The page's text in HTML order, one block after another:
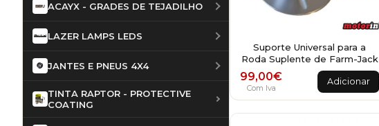
ACAYX - GRADES DE TEJADILHO
LAZER LAMPS LEDS
JANTES E PNEUS 4X4
TINTA RAPTOR - PROTECTIVE
COATING
Suporte Universal para a
Roda Suplente de Farm-Jack
99,00€
Com Iva
Adicionar